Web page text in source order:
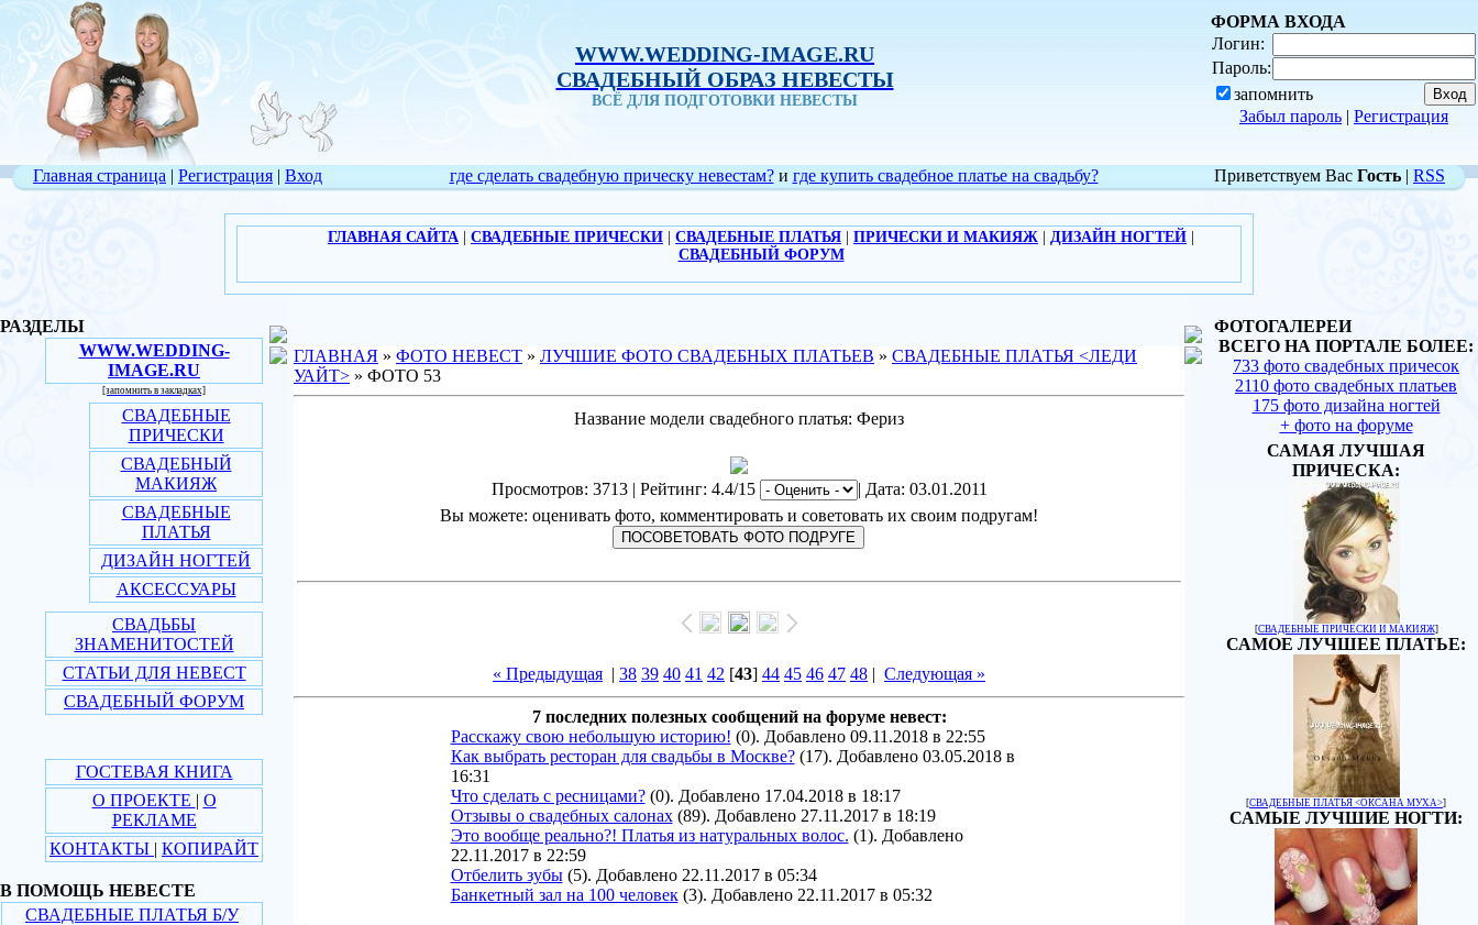
WWW.WEDDING-IMAGE.RU
СВАДЕБНЫЙ ОБРАЗ НЕВЕСТЫ
ВСЁ ДЛЯ ПОДГОТОВКИ НЕВЕСТЫ
ФОРМА ВХОДА
Логин:
Пароль:
запомнить
Забыл пароль | Регистрация
Главная страница | Регистрация | Вход где сделать свадебную прическу невестам?и где купить свадебное платье на свадьбу? Приветствуем Вас Гость | RSS
ГЛАВНАЯ САЙТА СВАДЕБНЫЕ ПРИЧЕСКИ СВАДЕБНЫЕ ПЛАТЬЯ ПРИЧЕСКИ И МАКИЯЖ ДИЗАЙН НОГТЕЙ
СВАДЕБНЫЙ ФОРУМ
РАЗДЕЛЫ
WWW.WEDDING-
IMAGE.RU
[запомнить в закладках]
СВАДЕБНЫЕ
ПРИЧЕСКИ
СВАДЕБНЫЙ
МАКИЯЖ
СВАДЕБНЫЕ
ПЛАТЬЯ
ДИЗАЙН НОГТЕЙ
АКСЕССУАРЫ
СВАДЬБЫ
ЗНАМЕНИТОСТЕЙ
СТАТЬИ ДЛЯ НЕВЕСТ
СВАДЕБНЫЙ ФОРУМ
ГОСТЕВАЯ КНИГА
О ПРОЕКТЕ | О
РЕКЛАМЕ
КОНТАКТЫ | КОПИРАЙТ
В ПОМОЩЬ НЕВЕСТЕ
СВАДЕБНЫЕ ПЛАТЬЯ Б/У
ГЛАВНАЯ » ФОТО НЕВЕСТ » ЛУЧШИЕ ФОТО СВАДЕБНЫХ ПЛАТЬЕВ » СВАДЕБНЫЕ ПЛАТЬЯ <ЛЕДИ
УАЙТ> » ФОТО 53
Название модели свадебного платья: Фериз
Просмотров: 3713 | Рейтинг: 4.4/15
| Дата: 03.01.2011
Вы можете: оценивать фото, комментировать и советовать их своим подругам!
« Предыдущая | 38 39 40 41 42 [43] 44 45 46 47 48 | Следующая »
7 последних полезных сообщений на форуме невест:
Расскажу свою небольшую историю! (0). Добавлено 09.11.2018 в 22:55
Как выбрать ресторан для свадьбы в Москве?(17). Добавлено 03.05.2018 в
16:31
Что сделать с ресницами?(0). Добавлено 17.04.2018 в 18:17
Отзывы о свадебных салонах(89). Добавлено 27.11.2017 в 18:19
Это вообще реально?! Платья из натуральных волос. (1). Добавлено
22.11.2017 в 22:59
Отбелить зубы(5). Добавлено 22.11.2017 в 05:34
Банкетный зал на 100 человек(3). Добавлено 22.11.2017 в 05:32
ФОТОГАЛЕРЕИ
ВСЕГО НА ПОРТАЛЕ БОЛЕЕ:
733 фото свадебных причесок
2110 фото свадебных платьев
175 фото дизайна ногтей
+ фото на форуме
САМАЯ ЛУЧШАЯ
ПРИЧЕСКА:
[СВАДЕБНЫЕ ПРИЧЕСКИ И МАКИЯЖ]
САМОЕ ЛУЧШЕЕ ПЛАТЬЕ:
[СВАДЕБНЫЕ ПЛАТЬЯ <ОКСАНА МУХА>]
САМЫЕ ЛУЧШИЕ НОГТИ: